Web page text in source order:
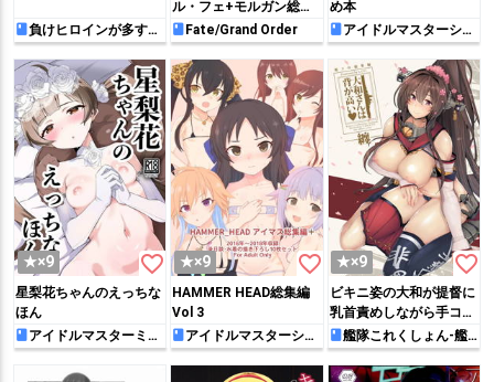
負けヒロインが多すぎ
る！
ル・フェ+モルガン総集
編Fate/Grand Order
め本
アイドルマスターシン
デレラガールズ
★×9 favorite_border
星梨花ちゃんのえっちな
ほん
アイドルマスターミリ
オンライブ!
★×9 favorite_border
HAMMER HEAD総集編
Vol 3
アイドルマスターシン
デレラガールズ
★×9 favorite_border
ビキニ姿の大和が提督に
乳首責めしながら手コキ
したり、あきつ丸がバッ
クや騎乗位で犯されて絶
頂したり…♡
艦隊これくしょん-艦
これ-